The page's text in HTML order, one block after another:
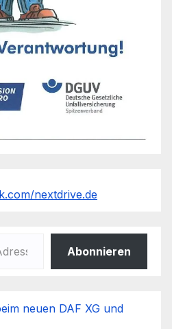
nextdrive.de
Abonnieren